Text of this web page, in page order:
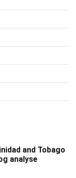
and Tobago
analyse